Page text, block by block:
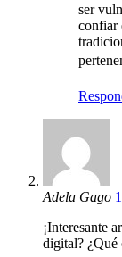
ser
confiar
Adela Gago
¡Interesante
digital? ¿Qué